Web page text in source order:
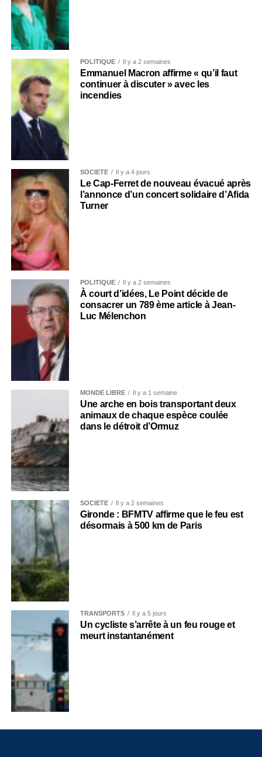
POLITIQUE Il y a 2 semaines
Emmanuel Macron affirme « qu’il faut
continuer à discuter » avec les
incendies
SOCIÉTÉ Il y a 4 jours
Le Cap-Ferret de nouveau évacué après
l’annonce d’un concert solidaire d’Afida
Turner
POLITIQUE Il y a 2 semaines
À court d’idées, Le Point décide de
consacrer un 789 ème article à Jean-
Luc Mélenchon
MONDE LIBRE Il y a 1 semaine
Une arche en bois transportant deux
animaux de chaque espèce coulée
dans le détroit d’Ormuz
SOCIÉTÉ Il y a 2 semaines
Gironde : BFMTV affirme que le feu est
désormais à 500 km de Paris
TRANSPORTS Il y a 5 jours
Un cycliste s’arrête à un feu rouge et
meurt instantanément